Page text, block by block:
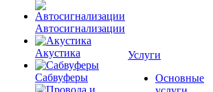
Автосигнализации
Акустика
Сабвуферы
Услуги
Основные